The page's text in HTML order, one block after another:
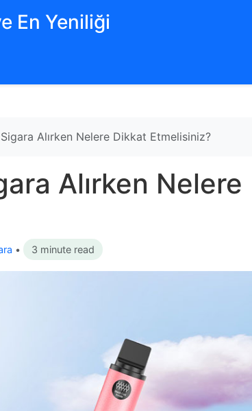
En Yeniliği
Alırken Nelere Dikkat Etmelisiniz?
Alırken Nelere
• 3 minute read